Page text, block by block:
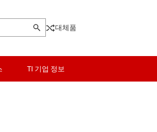
대체품
TI 기업 정보